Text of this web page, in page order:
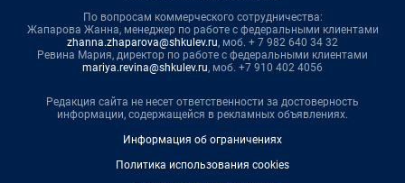
По вопросам коммерческого сотрудничества:
Жапарова Жанна, менеджер по работе с федеральными клиентами
zhanna.zhaparova@shkulev.ru, моб. + 7 982 640 34 32
Ревина Мария, директор по работе с федеральными клиентами
mariya.revina@shkulev.ru, моб. +7 910 402 4056
Редакция сайта не несет ответственности за достоверность
информации, содержащейся в рекламных объявлениях.
Информация об ограничениях
Политика использования cookies